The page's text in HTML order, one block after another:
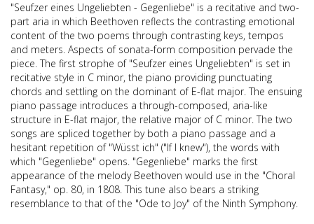
"Seufzer eines Ungeliebten - Gegenliebe" is a recitative and two-
part aria in which Beethoven reflects the contrasting emotional
content of the two poems through contrasting keys, tempos
and meters. Aspects of sonata-form composition pervade the
piece. The first strophe of "Seufzer eines Ungeliebten" is set in
recitative style in C minor, the piano providing punctuating
chords and settling on the dominant of E-flat major. The ensuing
piano passage introduces a through-composed, aria-like
structure in E-flat major, the relative major of C minor. The two
songs are spliced together by both a piano passage and a
hesitant repetition of "Wüsst ich" ("If I knew"), the words with
which "Gegenliebe" opens. "Gegenliebe" marks the first
appearance of the melody Beethoven would use in the "Choral
Fantasy," op. 80, in 1808. This tune also bears a striking
resemblance to that of the "Ode to Joy" of the Ninth Symphony.